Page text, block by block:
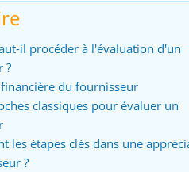
il procéder à l'évaluation d'un
?
du fournisseur
classiques pour évaluer un
les étapes clés dans une
?